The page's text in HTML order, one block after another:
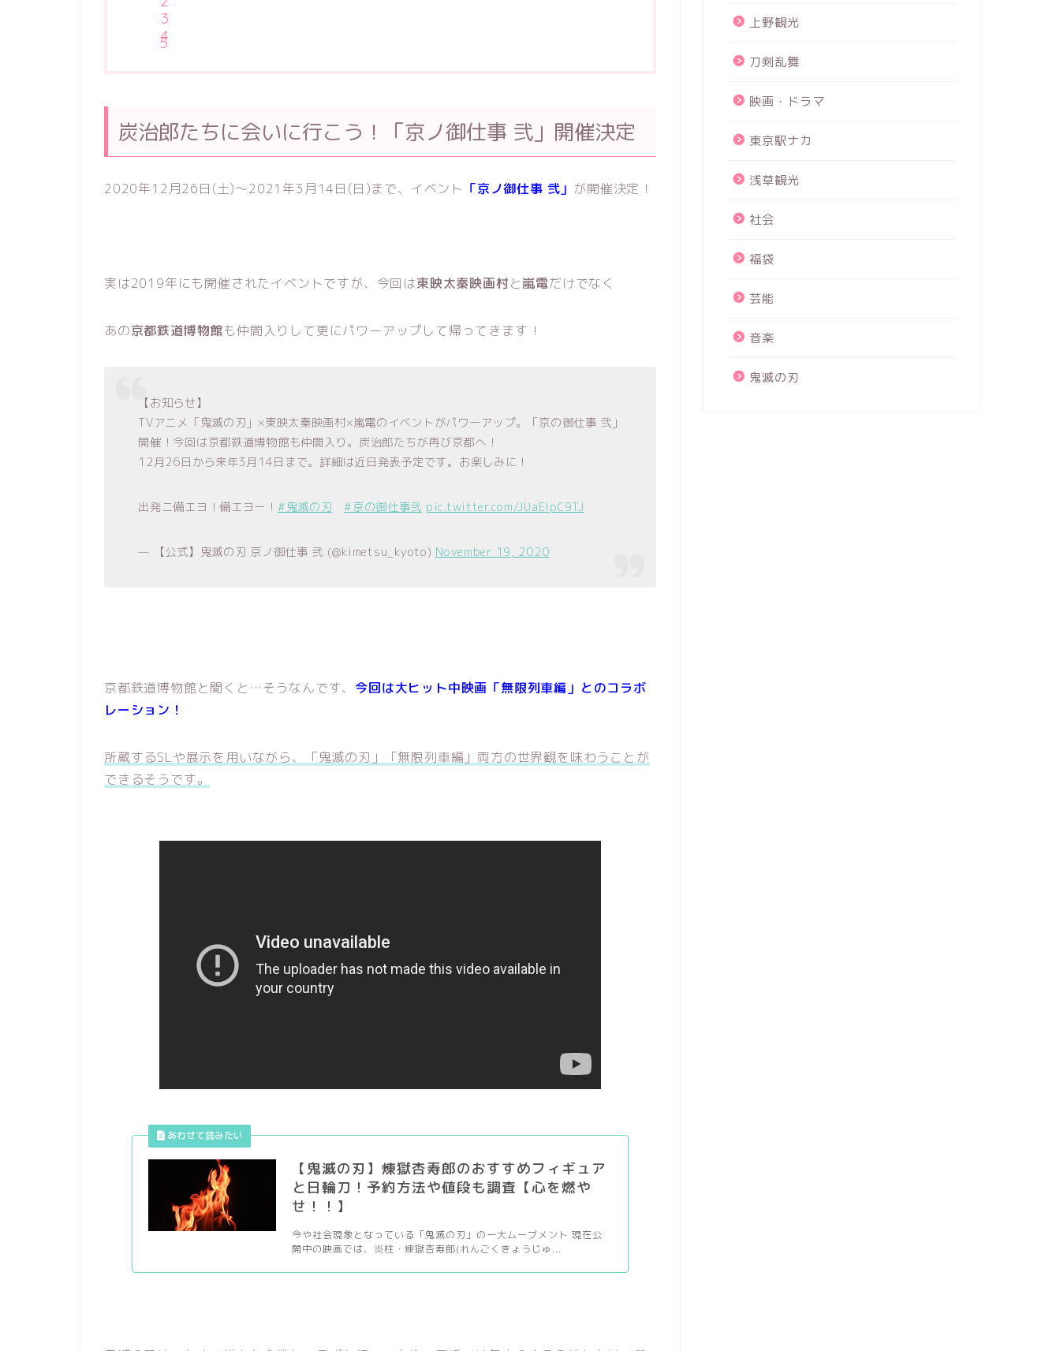
炭治郎たちに会いに行こう！「京ノ御仕事 弐」開催決定
2020年12月26日(土)～2021年3月14日(日)まで、イベント 「京ノ御仕事 弐」 が開催決定！
実は2019年にも開催されたイベントですが、今回は東映太秦映画村と嵐電だけでなく
あの京都鉄道博物館も仲間入りして更にパワーアップして帰ってきます！
【お知らせ】
TVアニメ「鬼滅の刃」×東映太秦映画村×嵐電のイベントがパワーアップ。「京の御仕事 弐」
開催！今回は京都鉄道博物館も仲間入り。炭治郎たちが再び京都へ！
12月26日から来年3月14日まで。詳細は近日発表予定です。お楽しみに！
出発ニ備エヨ！備エヨー！ #鬼滅の刃 #京の御仕事弐 pic.twitter.com/JUaEIpC9TJ
— 【公式】鬼滅の刃 京ノ御仕事 弐 (@kimetsu_kyoto) November 19, 2020
京都鉄道博物館と聞くと…そうなんです、 今回は大ヒット中映画「無限列車編」とのコラボ
レーション！
所蔵するSLや展示を用いながら、「鬼滅の刃」「無限列車編」両方の世界観を味わうことが
できるそうです。
【鬼滅の刃】煉獄杏寿郎のおすすめフィギュア
と日輪刀！予約方法や値段も調査【心を燃や
せ！！】
今や社会現象となっている「鬼滅の刃」の一大ムーブメント 現在公
開中の映画では、炎柱・煉獄杏寿郎(れんごくきょうじゅ...
上野観光
刀剣乱舞
映画・ドラマ
東京駅ナカ
浅草観光
社会
福袋
芸能
音楽
鬼滅の刃